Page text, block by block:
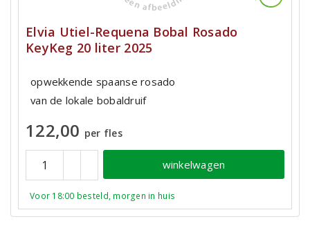
Elvia Utiel-Requena Bobal Rosado
KeyKeg 20 liter 2025
opwekkende spaanse rosado
van de lokale bobaldruif
122,00 per fles
winkelwagen
Voor 18:00 besteld, morgen in huis